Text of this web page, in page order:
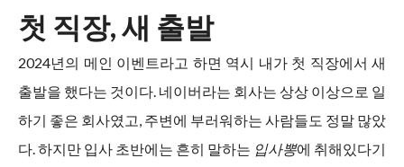
첫 직장, 새 출발
2024년의 메인 이벤트라고 하면 역시 내가 첫 직장에서 새
출발을 했다는 것이다. 네이버라는 회사는 상상 이상으로 일
하기 좋은 회사였고, 주변에 부러워하는 사람들도 정말 많았
다. 하지만 입사 초반에는 흔히 말하는 입사뽕에 취해있다기